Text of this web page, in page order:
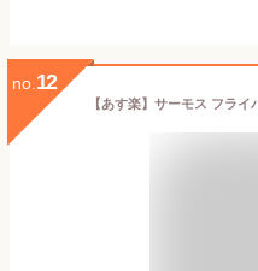
no. 12